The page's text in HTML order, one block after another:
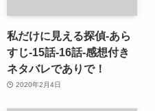
私だけに見える探偵-あら
すじ-15話-16話-感想付き
ネタバレでありで！
2020年2月4日